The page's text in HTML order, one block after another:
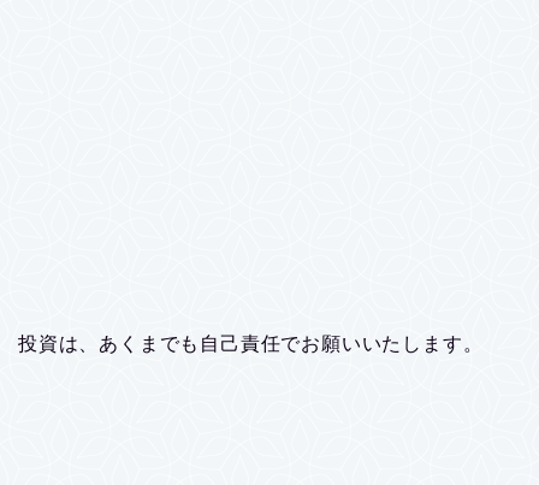
投資は、あくまでも自己責任でお願いいたします。